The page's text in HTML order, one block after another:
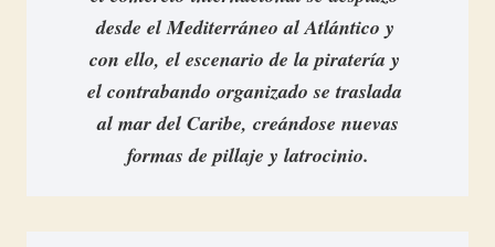
desde el Mediterráneo al Atlántico y
con ello, el escenario de la piratería y
el contrabando organizado se traslada
al mar del Caribe, creándose nuevas
formas de pillaje y latrocinio.